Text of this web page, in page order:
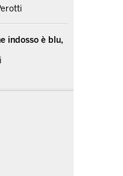
indosso è blu,